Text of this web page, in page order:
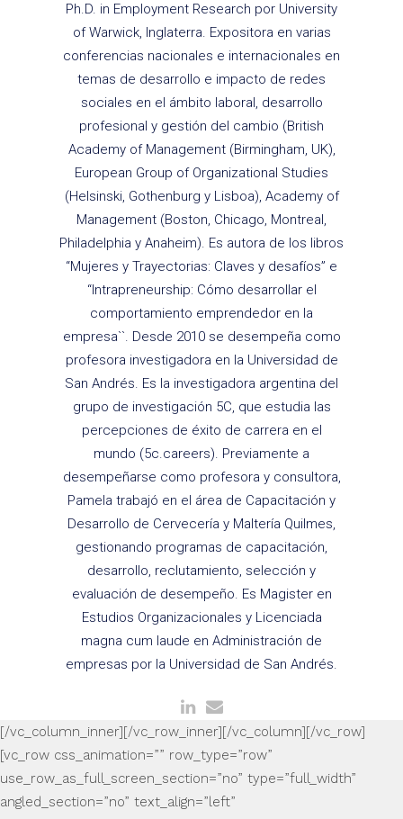
Ph.D. in Employment Research por University
of Warwick, Inglaterra. Expositora en varias
conferencias nacionales e internacionales en
temas de desarrollo e impacto de redes
sociales en el ámbito laboral, desarrollo
profesional y gestión del cambio (British
Academy of Management (Birmingham, UK),
European Group of Organizational Studies
(Helsinski, Gothenburg y Lisboa), Academy of
Management (Boston, Chicago, Montreal,
Philadelphia y Anaheim). Es autora de los libros
“Mujeres y Trayectorias: Claves y desafíos” e
“Intrapreneurship: Cómo desarrollar el
comportamiento emprendedor en la
empresa``. Desde 2010 se desempeña como
profesora investigadora en la Universidad de
San Andrés. Es la investigadora argentina del
grupo de investigación 5C, que estudia las
percepciones de éxito de carrera en el
mundo (5c.careers). Previamente a
desempeñarse como profesora y consultora,
Pamela trabajó en el área de Capacitación y
Desarrollo de Cervecería y Maltería Quilmes,
gestionando programas de capacitación,
desarrollo, reclutamiento, selección y
evaluación de desempeño. Es Magister en
Estudios Organizacionales y Licenciada
magna cum laude en Administración de
empresas por la Universidad de San Andrés.
[/vc_column_inner][/vc_row_inner][/vc_column][/vc_row]
[vc_row css_animation=”” row_type=”row”
use_row_as_full_screen_section=”no” type=”full_width”
angled_section=”no” text_align=”left”